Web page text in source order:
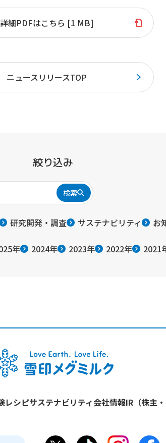
詳細PDFはこちら [1 MB]
ニュースリリースTOP
絞り込み
検索
研究開発・調査 サステナビリティ お
年 2024年 2023年 2022年 2021
レシピサステナビリティ会社情報IR（株主